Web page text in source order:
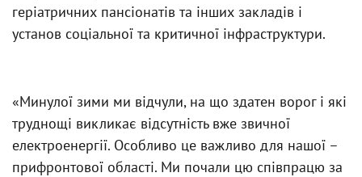
геріатричних пансіонатів та інших закладів і
установ соціальної та критичної інфраструктури.
«Минулої зими ми відчули, на що здатен ворог і які
труднощі викликає відсутність вже звичної
електроенергії. Особливо це важливо для нашої –
прифронтової області. Ми почали цю співпрацю за